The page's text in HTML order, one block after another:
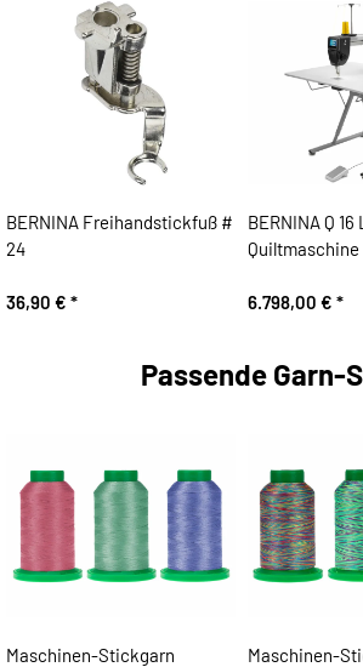
BERNINA Freihandstickfuß #
24
36,90 € *
BERNINA Q
6.798,00 € *
Passende Garn-
Maschinen-Stickgarn
Maschinen-